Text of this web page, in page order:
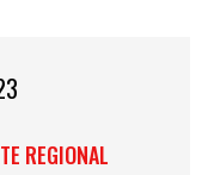
REGIONAL